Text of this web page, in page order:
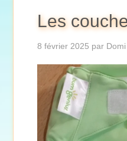
Les
8 février 2025 par Domi